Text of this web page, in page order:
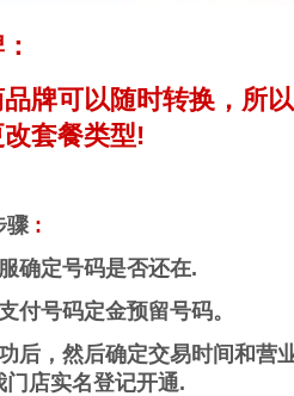
品牌可以随时转换，所
套餐类型!
骤:
确定号码是否还在.
付号码定金预留号码。
后，然后确定交易时间和营
门店实名登记开通.